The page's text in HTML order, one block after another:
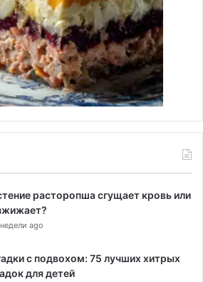
расторопша сгущает кровь или
ago
с подвохом: 75 лучших хитрых
для детей